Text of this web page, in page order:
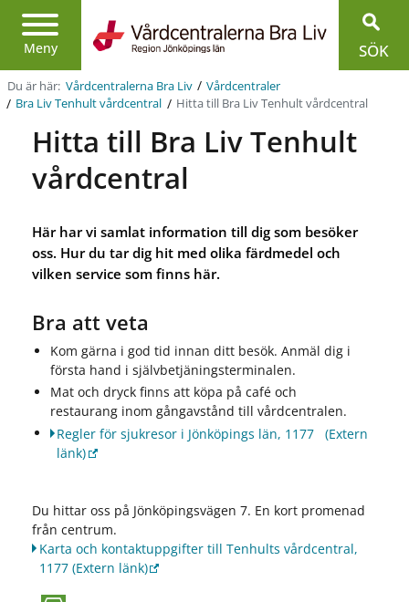
Meny
Region
Jönköpings
län
SÖK
Du är här: Vårdcentralerna Bra Liv / Vårdcentraler
/ Bra Liv Tenhult vårdcentral / Hitta till Bra Liv Tenhult vårdcentral
Hitta till Bra Liv Tenhult
vårdcentral
Här har vi samlat information till dig som besöker
oss. Hur du tar dig hit med olika färdmedel och
vilken service som finns här.
Bra att veta
Kom gärna i god tid innan ditt besök. Anmäl dig i
första hand i självbetjäningsterminalen.
Mat och dryck finns att köpa på café och
restaurang inom gångavstånd till vårdcentralen.
Regler för sjukresor i Jönköpings län, 1177
(Extern
länk)
Du hittar oss på Jönköpingsvägen 7. En kort promenad
från centrum.
Karta och kontaktuppgifter till Tenhults vårdcentral,
1177 (Extern länk)